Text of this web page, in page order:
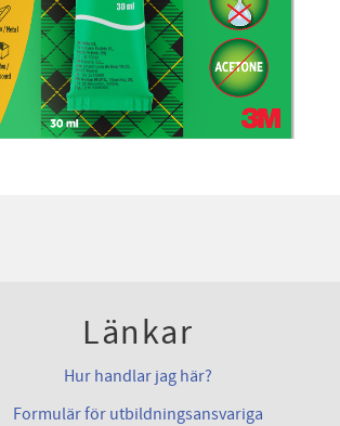
Länkar
Hur handlar jag här?
Formulär för utbildningsansvariga